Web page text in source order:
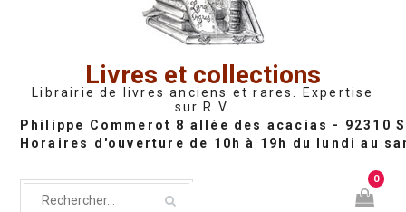
Livres et collections
Librairie de livres anciens et rares. Expertise
sur R.V.
0